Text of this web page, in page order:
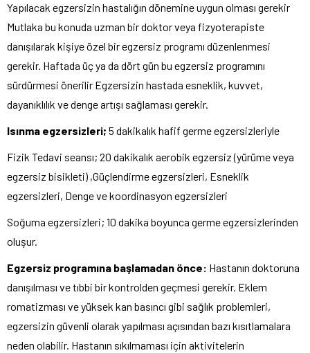
Yapılacak egzersizin hastalığın dönemine uygun olması gerekir
Mutlaka bu konuda uzman bir doktor veya fizyoterapiste
danışılarak kişiye özel bir egzersiz programı düzenlenmesi
gerekir. Haftada üç ya da dört gün bu egzersiz programını
sürdürmesi önerilir Egzersizin hastada esneklik, kuvvet,
dayanıklılık ve denge artışı sağlaması gerekir.
Isınma egzersizleri; 5 dakikalık hafif germe egzersizleriyle
Fizik Tedavi seansı; 20 dakikalık aerobik egzersiz (yürüme veya
egzersiz bisikleti) ,Güçlendirme egzersizleri, Esneklik
egzersizleri, Denge ve koordinasyon egzersizleri
Soğuma egzersizleri; 10 dakika boyunca germe egzersizlerinden
oluşur.
Egzersiz programına başlamadan önce: Hastanın doktoruna
danışılması ve tıbbi bir kontrolden geçmesi gerekir. Eklem
romatizması ve yüksek kan basıncı gibi sağlık problemleri,
egzersizin güvenli olarak yapılması açısından bazı kısıtlamalara
neden olabilir. Hastanın sıkılmaması için aktivitelerin